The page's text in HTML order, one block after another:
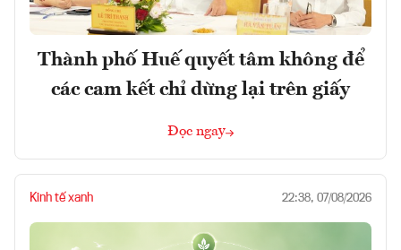
Thành phố Huế quyết tâm không để
các cam kết chỉ dừng lại trên giấy
Đọc ngay
Kinh tế xanh 22:38, 07/08/2026